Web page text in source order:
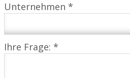
Unternehmen *
Ihre Frage: *